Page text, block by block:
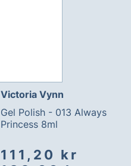
Victoria Vynn
Gel Polish - 013 Always
Princess 8ml
Spesialpris
111,20 kr